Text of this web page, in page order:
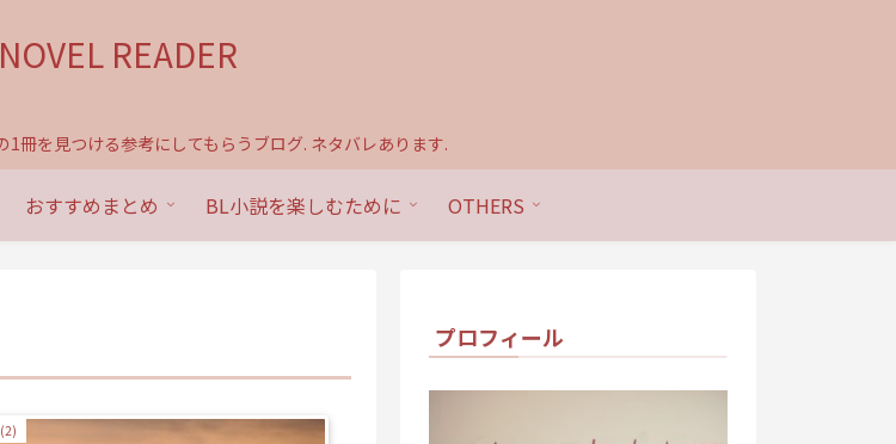
READER
冊を見つける参考にしてもらうブログ. ネタバレあります.
おすすめまとめ BL小説を楽しむために OTHERS
プロフィール